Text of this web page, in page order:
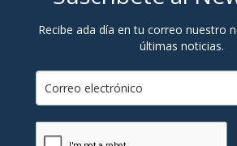
Recibe ada día en tu correo nuestro
últimas noticias.